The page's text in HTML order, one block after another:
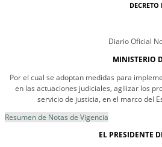
Diario Oficial
MINISTERIO
Por el cual se adoptan medidas para
en las actuaciones judiciales, agilizar los
servicio de justicia, en el marco del
Resumen de Notas de Vigencia
EL PRESIDENTE